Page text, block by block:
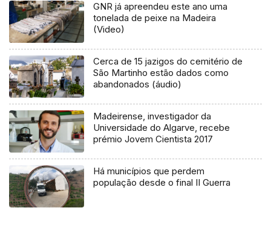
GNR já apreendeu este ano uma
tonelada de peixe na Madeira
(Video)
Cerca de 15 jazigos do cemitério de
São Martinho estão dados como
abandonados (áudio)
Madeirense, investigador da
Universidade do Algarve, recebe
prémio Jovem Cientista 2017
Há municípios que perdem
população desde o final II Guerra